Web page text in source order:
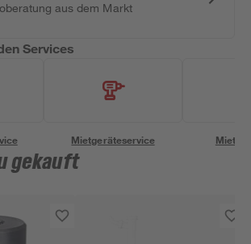
aus dem Markt
Services
Mietgeräteservice
gekauft